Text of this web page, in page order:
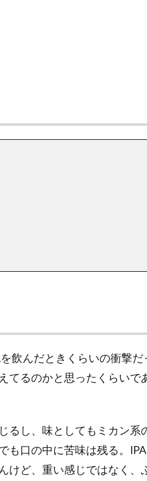
飲んだときくらいの衝撃
てるのかと思ったくらい
るし、味としてもミカン
も口の中に苦味は残る。
けど、重い感じではなく